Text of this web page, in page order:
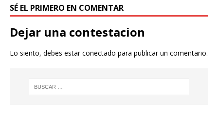
SÉ EL PRIMERO EN COMENTAR
Dejar una contestacion
Lo siento, debes estarconectado para publicar un comentario.